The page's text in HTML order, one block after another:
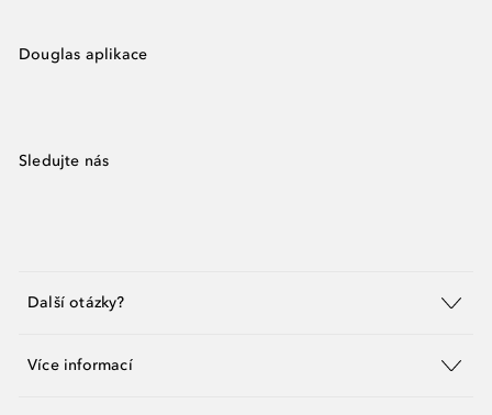
Douglas aplikace
Sledujte nás
Další otázky?
Více informací